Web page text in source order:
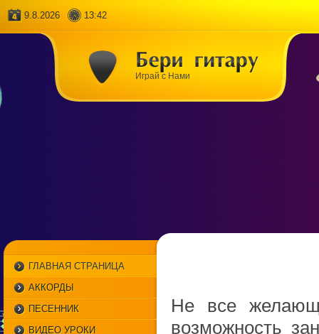
9.8.2026 13:42
Играй с Нами
ГЛАВНАЯ СТРАНИЦА
АККОРДЫ
ПЕСЕННИК
ВИДЕО УРОКИ
Не все
возможность